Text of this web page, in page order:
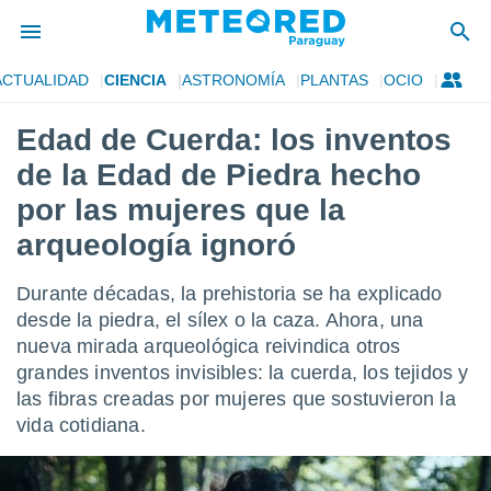
de
ha
para
la
se
a este
las
y
forma
digital
basada
CIENCIA ASTRONOMÍA PLANTAS OCIO
Edad de Cuerda: los inventos
de la Edad de Piedra hecho
por las mujeres que la
arqueología ignoró
Durante décadas, la prehistoria se ha explicado
desde la piedra, el sílex o la caza. Ahora, una
nueva mirada arqueológica reivindica otros
grandes inventos invisibles: la cuerda, los tejidos y
las fibras creadas por mujeres que sostuvieron la
vida cotidiana.